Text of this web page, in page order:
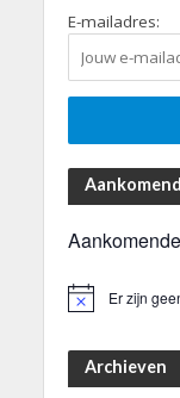
E-mailadres:
Er zijn
Archieven